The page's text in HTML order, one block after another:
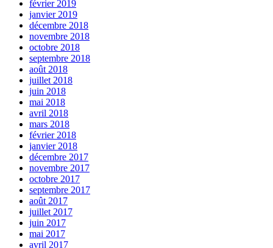
février 2019
janvier 2019
décembre 2018
novembre 2018
octobre 2018
septembre 2018
août 2018
juillet 2018
juin 2018
mai 2018
avril 2018
mars 2018
février 2018
janvier 2018
décembre 2017
novembre 2017
octobre 2017
septembre 2017
août 2017
juillet 2017
juin 2017
mai 2017
avril 2017